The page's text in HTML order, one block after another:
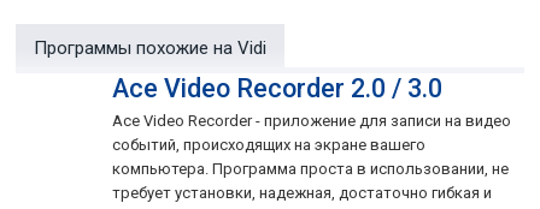
Возможности приложения Vidi:
точная синхронизация видео со звуком;
высокое качество аудио-дорожки;
поддержка FM-тюнера (с моделями, имеющими такую
Программы похожие на Vidi
Ace Video Recorder 2.0 / 3.0
Ace Video Recorder - приложение для записи на видео
событий, происходящих на экране вашего
компьютера. Программа проста в использовании, не
требует установки, надежная, достаточно гибкая и